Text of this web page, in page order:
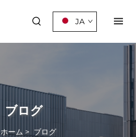
JA
ブログ
ホーム > ブログ